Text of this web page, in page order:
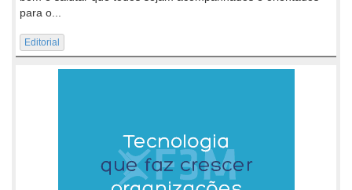
para o...
Editorial